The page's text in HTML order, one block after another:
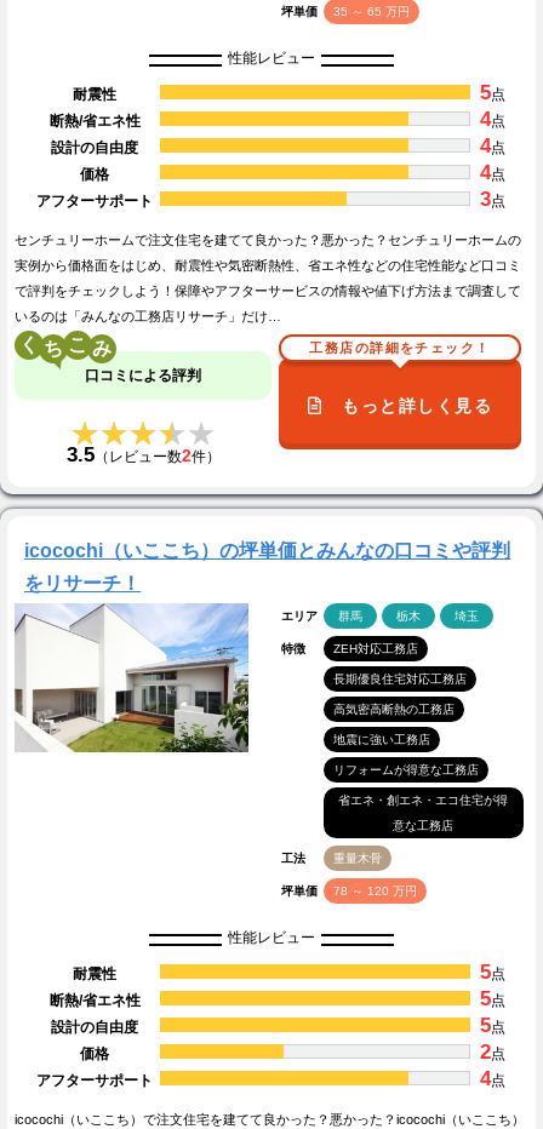
坪単価 35 ～ 65 万円
性能レビュー
耐震性 5点
断熱/省エネ性
4点
設計の自由度
4点
価格
4点
アフターサポート
3点
センチュリーホームで注文住宅を建てて良かった？悪かった？センチュリーホームの
実例から価格面をはじめ、耐震性や気密断熱性、省エネ性などの住宅性能など口コミ
で評判をチェックしよう！保障やアフターサービスの情報や値下げ方法まで調査して
いるのは「みんなの工務店リサーチ」だけ…
く こ
口コミによる評判
★★★★★
★★★★★
3.5（レビュー数2件）
工務店の詳細をチェック！
もっと詳しく見る
icocochi（いここち）の坪単価とみんなの口コミや評判
をリサーチ！
エリア 群馬 栃木 埼玉
特徴 ZEH対応工務店
長期優良住宅対応工務店
高気密高断熱の工務店
地震に強い工務店
リフォームが得意な工務店
省エネ・創エネ・エコ住宅が得
意な工務店
工法 重量木骨
坪単価 78 ～ 120 万円
性能レビュー
耐震性 5点
断熱/省エネ性
5点
設計の自由度
5点
価格
2点
アフターサポート
4点
icocochi（いここち）で注文住宅を建てて良かった？悪かった？icocochi（いここち）